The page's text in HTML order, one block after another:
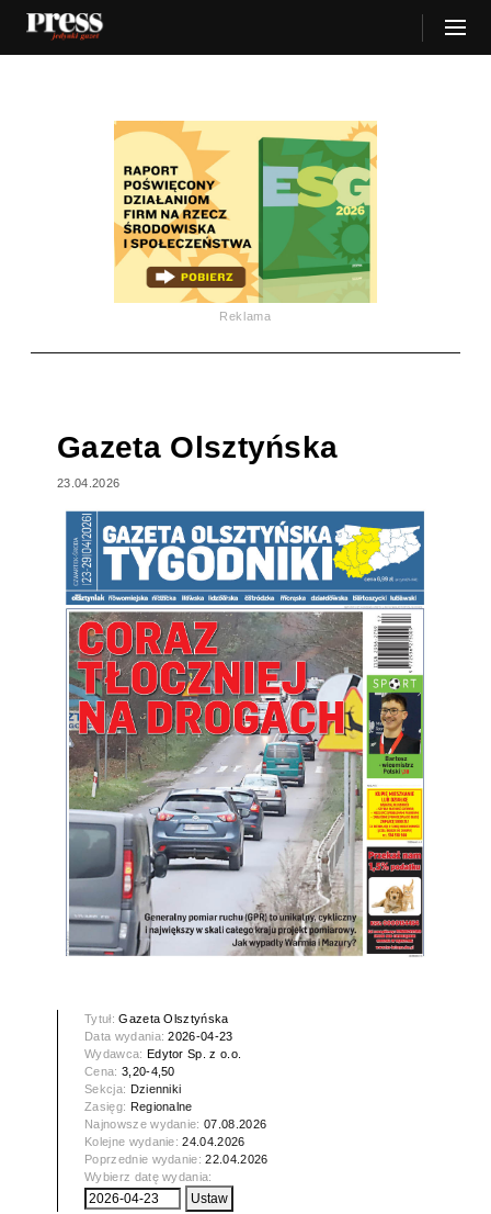
Reklama
Gazeta Olsztyńska
23.04.2026
Tytuł:Gazeta Olsztyńska
Data wydania:2026-04-23
Wydawca: Edytor Sp. z o.o.
Cena: 3,20-4,50
Sekcja: Dzienniki
Zasięg: Regionalne
Najnowsze wydanie:07.08.2026
Kolejne wydanie:24.04.2026
Poprzednie wydanie:22.04.2026
Wybierz datę wydania: